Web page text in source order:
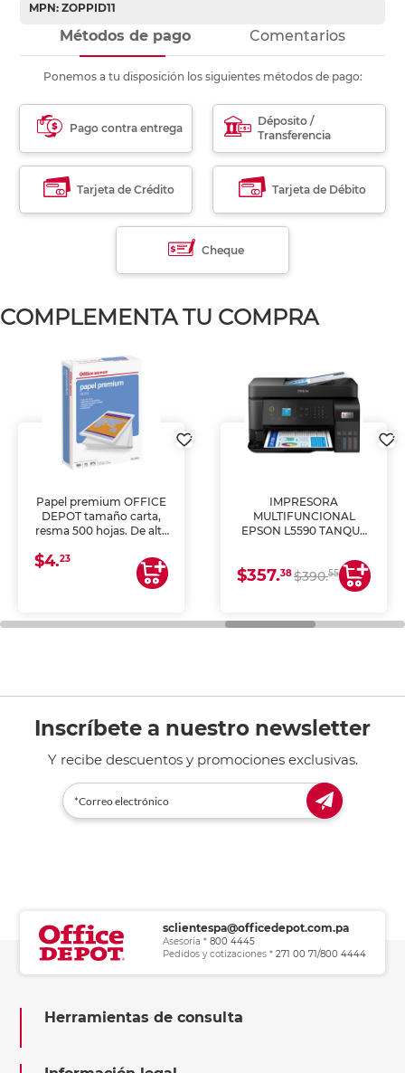
MPN: ZOPPID11
Métodos de pago Comentarios
Ponemos a tu disposición los siguientes métodos de pago:
Pago contra entrega
Déposito /
Transferencia
Tarjeta de Crédito Tarjeta de Débito
Cheque
COMPLEMENTA TU COMPRA
Papel premium OFFICE
DEPOT tamaño carta,
resma 500 hojas. De alta
uniforme, ideal para
impresoras de inyección
de tinta y láser,
general de oficina.
$4.23
IMPRESORA
MULTIFUNCIONAL
EPSON L5590 TANQUE
COPIA Y ESCANEA)
$357.38$390.55
Inscríbete a nuestro newsletter
Y recibe descuentos y promociones exclusivas.
sclientespa@officedepot.com.pa
Asesoría * 800 4445
Pedidos y cotizaciones * 271 00 71/800 4444
Herramientas de consulta